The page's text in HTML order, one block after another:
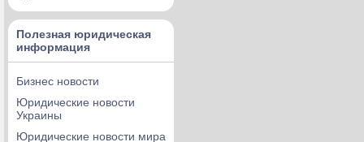
Полезная юридическая
информация
Бизнес новости
Юридические новости
Украины
Юридические новости мира